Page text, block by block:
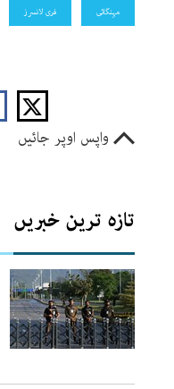
مہنگائی فری لانسرز
واپس اوپر جائیں
تازہ ترین خبریں